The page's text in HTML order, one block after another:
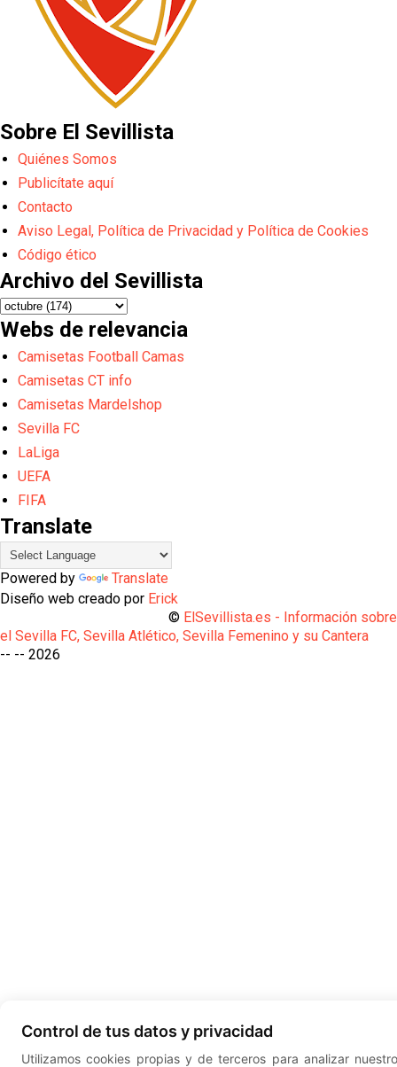
Sobre El Sevillista
Quiénes Somos
Publicítate aquí
Contacto
Aviso Legal, Política de Privacidad y Política de Cookies
Código ético
Archivo del Sevillista
Webs de relevancia
Camisetas Football Camas
Camisetas CT info
Camisetas Mardelshop
Sevilla FC
LaLiga
UEFA
FIFA
Translate
Powered by
Translate
Diseño web creado por Erick
© ElSevillista.es - Información sobre
el Sevilla FC, Sevilla Atlético, Sevilla Femenino y su Cantera
-- --
Control de tus datos y privacidad
Utilizamos cookies propias y de terceros para analizar
2026